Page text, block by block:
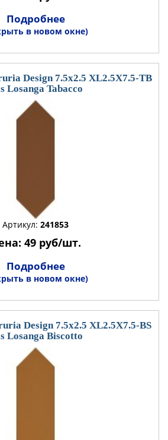
Подробнее
в новом окне)
Design 7.5x2.5 XL2.5X7.5-TB
Losanga Tabacco
Артикул: 241853
49 руб/шт.
Подробнее
в новом окне)
Design 7.5x2.5 XL2.5X7.5-BS
Losanga Biscotto